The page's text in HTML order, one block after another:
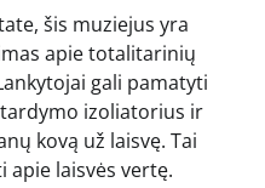
šis muziejus yra
apie totalitarinių
gali pamatyti
izoliatorius ir
kovą už laisvę. Tai
laisvės vertę.